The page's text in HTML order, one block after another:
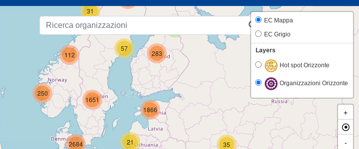
31
57
283
35
21
112
250
1651
1866
2684
EC Mappa
EC Grigio
Layers
Hot spot Orizzonte
Organizzazioni Orizzonte
+
-